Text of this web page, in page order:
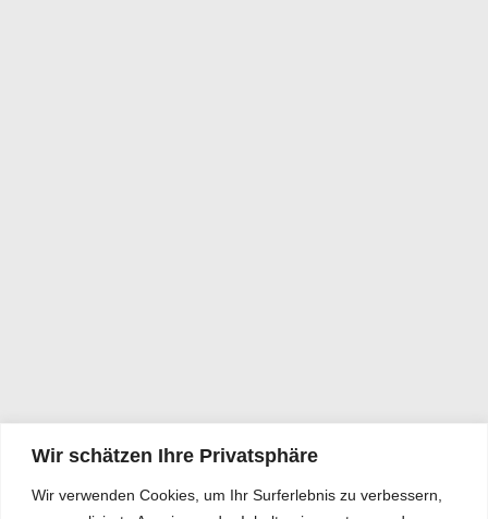
Wir schätzen Ihre Privatsphäre
Wir verwenden Cookies, um Ihr Surferlebnis zu verbessern,